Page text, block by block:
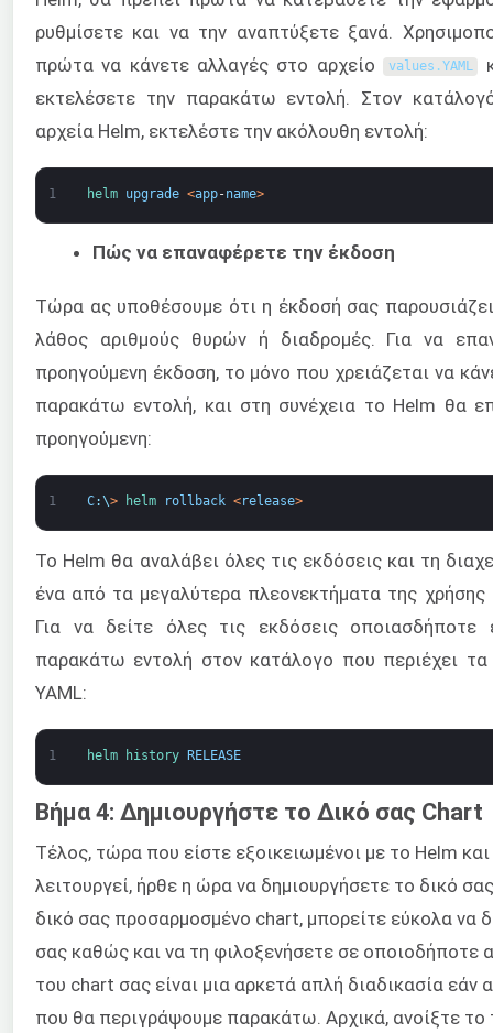
ρυθμίσετε και να την αναπτύξετε ξανά.
πρώτα να κάνετε αλλαγές στο αρχείο
values .YAML
εκτελέσετε την παρακάτω εντολή. Στον
αρχεία Helm, εκτελέστε την ακόλουθη εντολή:
1 helm upgrade <app-name>
Πώς να επαναφέρετε την έκδοση
Τώρα ας υποθέσουμε ότι η έκδοσή σας
λάθος αριθμούς θυρών ή διαδρομές. Για να
προηγούμενη έκδοση, το μόνο που χρειάζεται να
παρακάτω εντολή, και στη συνέχεια το Helm θα
προηγούμενη:
1 C:\> helm rollback <release>
Το Helm θα αναλάβει όλες τις εκδόσεις και τη
ένα από τα μεγαλύτερα πλεονεκτήματα της
Για να δείτε όλες τις εκδόσεις οποιασδήποτε
παρακάτω εντολή στον κατάλογο που περιέχει
YAML:
1 helm history RELEASE
Βήμα 4: Δημιουργήστε το Δικό σας Chart
Τέλος, τώρα που είστε εξοικειωμένοι με το Helm
λειτουργεί, ήρθε η ώρα να δημιουργήσετε το δικό
δικό σας προσαρμοσμένο chart, μπορείτε εύκολα να
σας καθώς και να τη φιλοξενήσετε σε οποιοδήποτε
του chart σας είναι μια αρκετά απλή διαδικασία
που θα περιγράψουμε παρακάτω. Αρχικά, ανοίξτε το